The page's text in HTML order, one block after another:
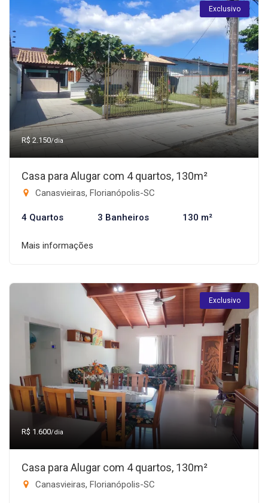
Exclusivo
R$ 2.150/dia
Casa para Alugar com 4 quartos, 130m²
Canasvieiras, Florianópolis-SC
4 Quartos 3 Banheiros 130 m²
Mais informações
Exclusivo
R$ 1.600/dia
Casa para Alugar com 4 quartos, 130m²
Canasvieiras, Florianópolis-SC